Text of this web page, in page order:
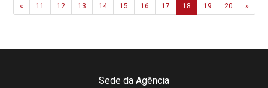
«Previous
11 12 13 14 15 16 17 18 19 20 »Next
Sede da Agência